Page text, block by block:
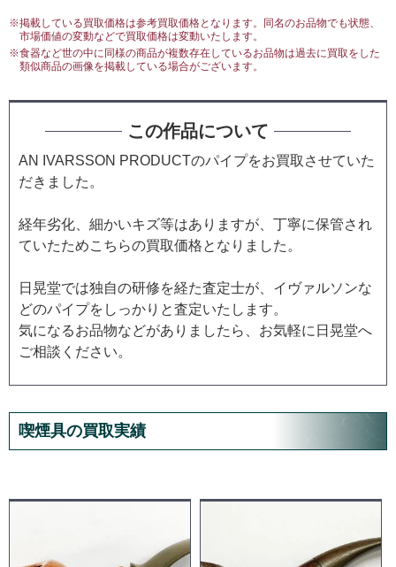
※掲載している買取価格は参考買取価格となります。同名のお品物でも状態、
市場価値の変動などで買取価格は変動いたします。
※食器など世の中に同様の商品が複数存在しているお品物は過去に買取をした
類似商品の画像を掲載している場合がございます。
この作品について
AN IVARSSON PRODUCTのパイプをお買取させていた
だきました。
経年劣化、細かいキズ等はありますが、丁寧に保管され
ていたためこちらの買取価格となりました。
日晃堂では独自の研修を経た査定士が、イヴァルソンな
どのパイプをしっかりと査定いたします。
気になるお品物などがありましたら、お気軽に日晃堂へ
ご相談ください。
喫煙具の買取実績